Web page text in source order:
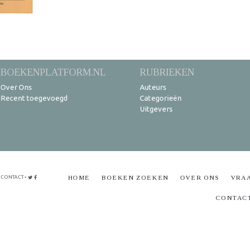
BOEKENPLATFORM.NL
Over Ons
Recent toegevoegd
RUBRIEKEN
Auteurs
Categorieën
Uitgevers
CONTACT• HOME BOEKEN ZOEKEN OVER ONS